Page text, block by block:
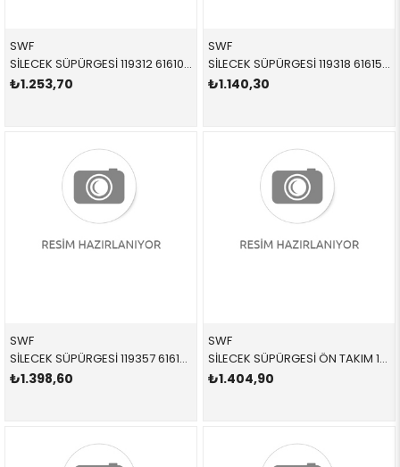
SWF
SİLECEK SÜPÜRGESİ 119312 61610427668 61610427668 E90 TAKIM ÖN 2008-2012
₺1.253,70
SWF
SİLECEK SÜPÜRGESİ 119318 61615A87C97 61610420549 E87 TAKIM ÖN 2005-2012
₺1.140,30
SWF
SİLECEK SÜPÜRGESİ 119357 61610431438 61610431438 E60 TAKIM ÖN 2004-2011
₺1.398,60
SWF
SİLECEK SÜPÜRGESİ ÖN TAKIM 119374 61610034739 61610034739 X5,X6,E70,E71 2011-2018
₺1.404,90